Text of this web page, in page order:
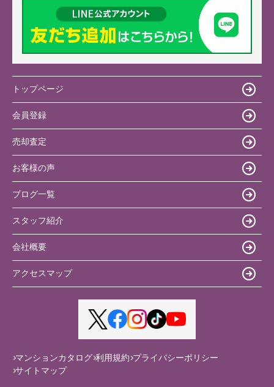
トップページ
会員登録
売却査定
お客様の声
ブログ一覧
スタッフ紹介
会社概要
アクセスマップ
マンションカタログ 利用規約 プライバシーポリシー
サイトマップ